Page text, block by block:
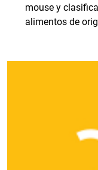
mouse y
alimentos de